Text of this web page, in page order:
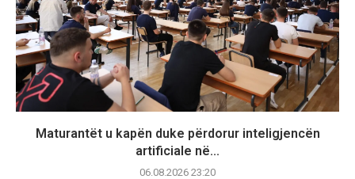
Maturantët u kapën duke përdorur inteligjencën
artificiale në...
06.08.2026 23:20